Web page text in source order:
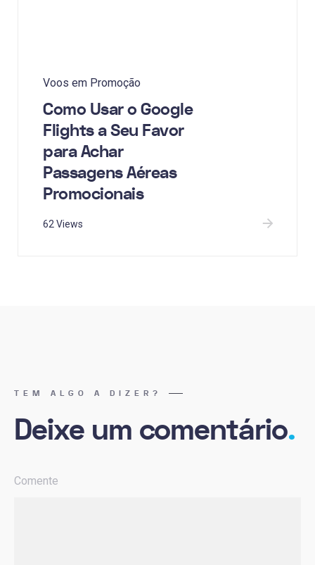
Voos em Promoção
Como Usar o Google
Flights a Seu Favor
para Achar
Passagens Aéreas
Promocionais
62 Views
TEM ALGO A DIZER?
Deixe um comentário.
Comente